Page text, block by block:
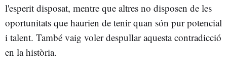
l'esperit disposat, mentre que altres no disposen de les
oportunitats que haurien de tenir quan són pur potencial
i talent. També vaig voler despullar aquesta contradicció
en la història.